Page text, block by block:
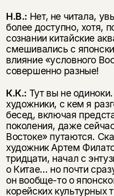
Н.В.: Нет, не читала,
более доступно, хотя,
сознании китайские
смешивались с
влияние «условного
совершенно разные!
К.К.: Тут вы не
художники, с кем я
бесед, включая
поколения, даже
Востоке» путаются.
художник Артем
тридцати, начал с
о Китае… но почти
он вообще-то о
корейских культурных